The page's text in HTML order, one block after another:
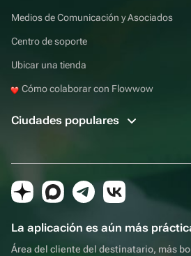
Medios de Comunicación y Asociados
Centro de soporte
Ubicar una tienda
Cómo colaborar con Flowwow
Ciudades populares
La aplicación es aún más
Área del cliente del destinatario, más